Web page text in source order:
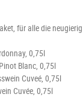
für alle die
0,75l
Blanc, 0,75l
Cuveé, 0,75l
Cuvée, 0,75l